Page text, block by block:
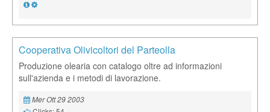
Cooperativa Olivicoltori del Parteolla
Produzione olearia con catalogo oltre ad informazioni
sull'azienda e i metodi di lavorazione.
Mer Ott 29 2003